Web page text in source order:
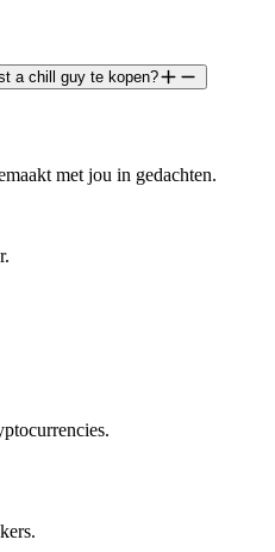
a chill guy te kopen?
met jou in gedachten.